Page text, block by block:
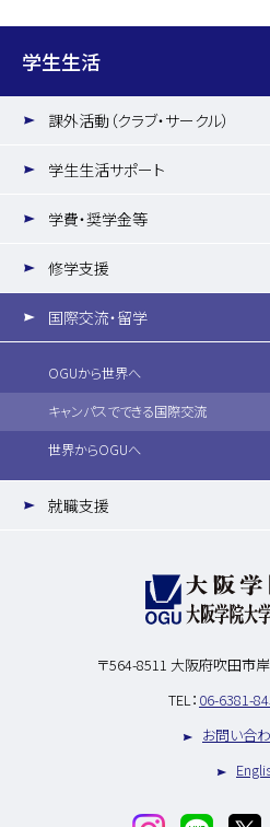
学生生活
課外活動（クラブ・サークル）
学生生活サポート
学費・奨学金等
修学支援
国際交流・留学
OGUから世界へ
キャンパスでできる国際交流
世界からOGUへ
就職支援
〒564-8511 大阪府吹田市
TEL： 06-6381-
お問い合